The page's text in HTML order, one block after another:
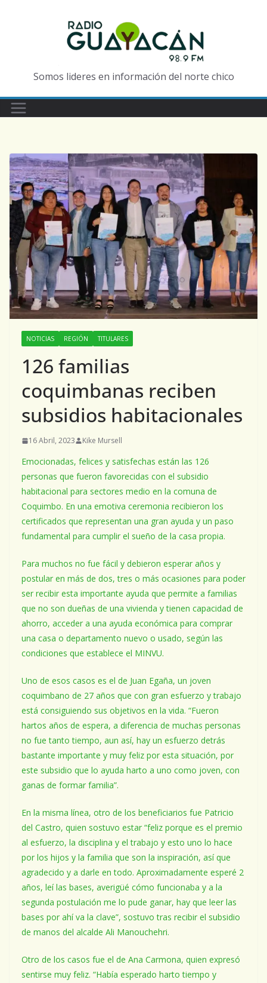
Somos lideres en información del norte chico
NOTICIAS REGIÓN TITULARES
126 familias
coquimbanas reciben
subsidios habitacionales
16 Abril, 2023 Kike Mursell
Emocionadas, felices y satisfechas están las 126
personas que fueron favorecidas con el subsidio
habitacional para sectores medio en la comuna de
Coquimbo. En una emotiva ceremonia recibieron los
certificados que representan una gran ayuda y un paso
fundamental para cumplir el sueño de la casa propia.
Para muchos no fue fácil y debieron esperar años y
postular en más de dos, tres o más ocasiones para poder
ser recibir esta importante ayuda que permite a familias
que no son dueñas de una vivienda y tienen capacidad de
ahorro, acceder a una ayuda económica para comprar
una casa o departamento nuevo o usado, según las
condiciones que establece el MINVU.
Uno de esos casos es el de Juan Egaña, un joven
coquimbano de 27 años que con gran esfuerzo y trabajo
está consiguiendo sus objetivos en la vida. “Fueron
hartos años de espera, a diferencia de muchas personas
no fue tanto tiempo, aun así, hay un esfuerzo detrás
bastante importante y muy feliz por esta situación, por
este subsidio que lo ayuda harto a uno como joven, con
ganas de formar familia”.
En la misma línea, otro de los beneficiarios fue Patricio
del Castro, quien sostuvo estar “feliz porque es el premio
al esfuerzo, la disciplina y el trabajo y esto uno lo hace
por los hijos y la familia que son la inspiración, así que
agradecido y a darle en todo. Aproximadamente esperé 2
años, leí las bases, averigüé cómo funcionaba y a la
segunda postulación me lo pude ganar, hay que leer las
bases por ahí va la clave”, sostuvo tras recibir el subsidio
de manos del alcalde Ali Manouchehri.
Otro de los casos fue el de Ana Carmona, quien expresó
sentirse muy feliz. “Había esperado harto tiempo y